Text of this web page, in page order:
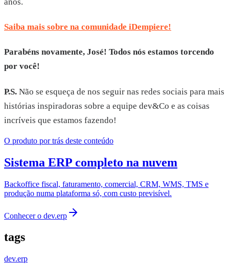
Saiba mais sobre na comunidade iDempiere!
Parabéns novamente, José! Todos nós estamos torcendo
por você!
P.S. Não se esqueça de nos seguir nas redes sociais para mais
histórias inspiradoras sobre a equipe dev&Co e as coisas
incríveis que estamos fazendo!
O produto por trás deste conteúdo
Sistema ERP completo na nuvem
Backoffice fiscal, faturamento, comercial, CRM, WMS, TMS e
produção numa plataforma só, com custo previsível.
Conhecer o dev.erp
tags
dev.erp